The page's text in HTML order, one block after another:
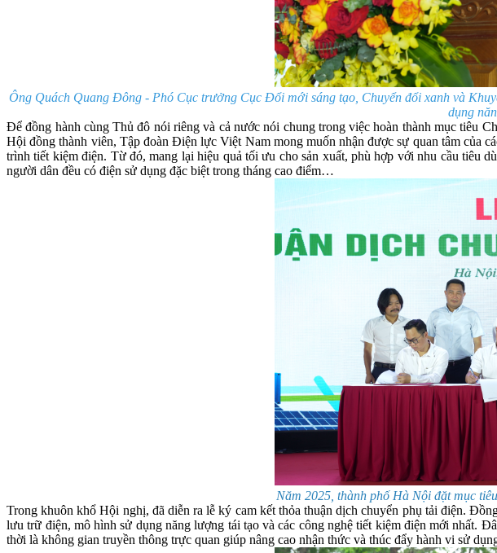
Ông Quách Quang Đông - Phó Cục trưởng Cục Đổi mới sáng tạo, Chuyển đổi xanh và
dụng
Để đồng hành cùng Thủ đô nói riêng và cả nước nói chung trong việc hoàn thành mục tiêu
Hội đồng thành viên, Tập đoàn Điện lực Việt Nam mong muốn nhận được sự quan tâm của
trình tiết kiệm điện. Từ đó, mang lại hiệu quả tối ưu cho sản xuất, phù hợp với nhu cầu tiêu
người dân đều có điện sử dụng đặc biệt trong tháng cao điểm…
Năm 2025, thành phố Hà Nội đặt mục
Trong khuôn khổ Hội nghị, đã diễn ra lễ ký cam kết thỏa thuận dịch chuyển phụ tải điện.
lưu trữ điện, mô hình sử dụng năng lượng tái tạo và các công nghệ tiết kiệm điện mới nhất.
thời là không gian truyền thông trực quan giúp nâng cao nhận thức và thúc đẩy hành vi sử